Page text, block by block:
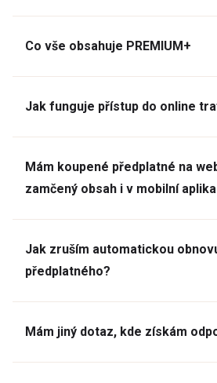
Co vše obsahuje PREMIUM+
Jak funguje přístup do online
Mám koupené předplatné na
zamčený obsah i v mobilní
Jak zruším automatickou
předplatného?
Mám jiný dotaz, kde získám